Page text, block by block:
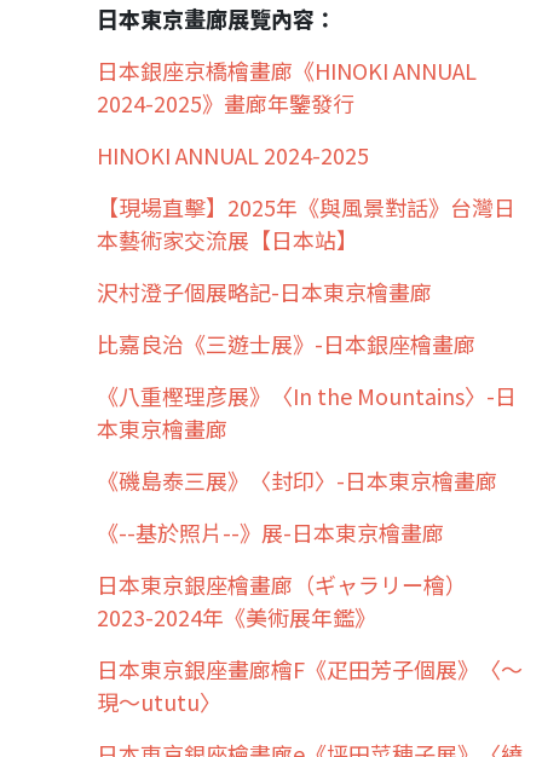
日本東京畫廊展覽內容：
日本銀座京橋檜畫廊《HINOKI ANNUAL
2024-2025》畫廊年鑒發行
HINOKI ANNUAL 2024-2025
【現場直擊】2025年《與風景對話》台灣日
本藝術家交流展【日本站】
沢村澄子個展略記-日本東京檜畫廊
比嘉良治《三遊士展》-日本銀座檜畫廊
《八重樫理彦展》〈In the Mountains〉-日
本東京檜畫廊
《磯島泰三展》〈封印〉-日本東京檜畫廊
《--基於照片--》展-日本東京檜畫廊
日本東京銀座檜畫廊（ギャラリー檜）
2023-2024年《美術展年鑑》
日本東京銀座畫廊檜F《疋田芳子個展》〈～
現～ututu〉